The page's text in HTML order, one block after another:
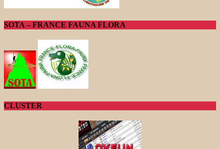
SOTA – FRANCE FAUNA FLORA
CLUSTER